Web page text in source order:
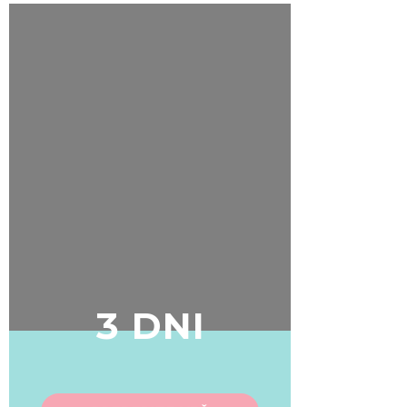
We also share information about your use of our site with
3 DNI